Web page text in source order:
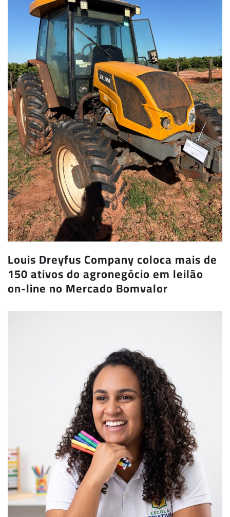
Louis Dreyfus Company coloca mais de
150 ativos do agronegócio em leilão
on-line no Mercado Bomvalor